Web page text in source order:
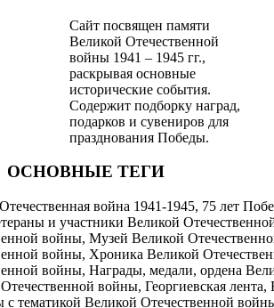
Сайт посвящен памяти
Великой Отечественной
войны 1941 – 1945 гг.,
раскрывая основные
исторические события.
Содержит подборку наград,
подарков и сувениров для
празднования Победы.
ОСНОВНЫЕ ТЕГИ
война 1941-1945, 75 лет
и участники Великой
войны, Музей Великой
войны, Хроника Великой
войны, Награды, медали, ордена
войны, Георгиевская
с тематикой Великой Отечественной